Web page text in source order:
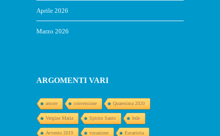
Aprile 2026
Marzo 2026
ARGOMENTI VARI
amore conversione Quaresima 2020
Vergine Maria Spirito Santo fede
Avvento 2019 vocazione Eucaristia